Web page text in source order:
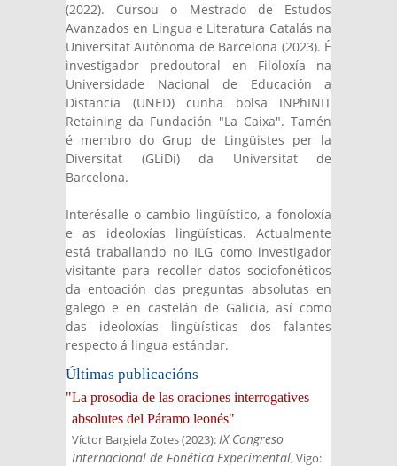
(2022). Cursou o Mestrado de Estudos
Avanzados en Lingua e Literatura Catalás na
Universitat Autònoma de Barcelona (2023). É
investigador predoutoral en Filoloxía na
Universidade Nacional de Educación a
Distancia (UNED) cunha bolsa INPhINIT
Retaining da Fundación "La Caixa". Tamén
é membro do Grup de Lingüistes per la
Diversitat (GLiDi) da Universitat de
Barcelona.
Interésalle o cambio lingüístico, a fonoloxía
e as ideoloxías lingüísticas. Actualmente
está traballando no ILG como investigador
visitante para recoller datos sociofonéticos
da entoación das preguntas absolutas en
galego e en castelán de Galicia, así como
das ideoloxías lingüísticas dos falantes
respecto á lingua estándar.
Últimas publicacións
"La prosodia de las oraciones interrogatives
absolutes del Páramo leonés"
Víctor Bargiela Zotes(2023):IX Congreso
Internacional de Fonética Experimental, Vigo: